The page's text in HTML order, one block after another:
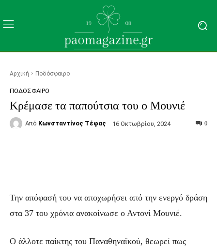
Αρχική Ποδόσφαιρο
ΠΟΔΌΣΦΑΙΡΟ
Κρέμασε τα παπούτσια του ο Μουνιέ
Από Κωνσταντίνος Τέφας 16 Οκτωβρίου, 2024 0
Την απόφασή του να αποχωρήσει από την ενεργό δράση
στα 37 του χρόνια ανακοίνωσε ο Αντονί Μουνιέ.
Ο άλλοτε παίκτης του Παναθηναϊκού, θεωρεί πως